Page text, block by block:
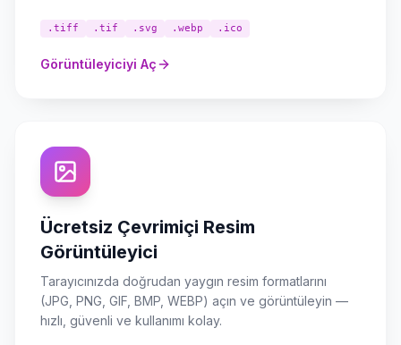
.tiff .tif .svg .webp .ico
Görüntüleyiciyi Aç
Ücretsiz Çevrimiçi Resim
Görüntüleyici
Tarayıcınızda doğrudan yaygın resim formatlarını
(JPG, PNG, GIF, BMP, WEBP) açın ve görüntüleyin —
hızlı, güvenli ve kullanımı kolay.